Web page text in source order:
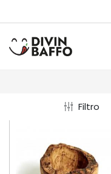
Filtro